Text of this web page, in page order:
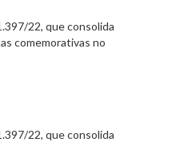
22, que consolida
comemorativas no
22, que consolida